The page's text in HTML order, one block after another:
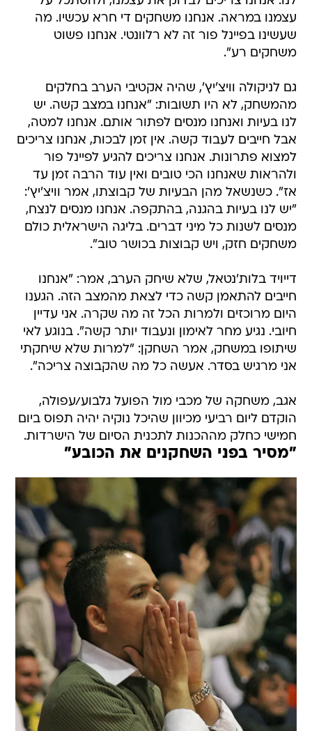
עצמנו במראה. אנחנו משחקים די חרא עכשיו. מה
שעשינו בפיינל פור זה לא רלוונטי. אנחנו פשוט
משחקים רע".
גם לניקולה וויצ'יץ', שהיה אקטיבי הערב בחלקים
מהמשחק, לא היו תשובות: "אנחנו במצב קשה. יש
לנו בעיות ואנחנו מנסים לפתור אותם. אנחנו למטה,
אבל חייבים לעבוד קשה. אין זמן לבכות, אנחנו צריכים
למצוא פתרונות. אנחנו צריכים להגיע לפיינל פור
ולהראות שאנחנו הכי טובים ואין עוד הרבה זמן עד
אז". כשנשאל מהן הבעיות של קבוצתו, אמר וויצ'יץ':
"יש לנו בעיות בהגנה, בהתקפה. אנחנו מנסים לנצח,
מנסים לשנות כל מיני דברים. בליגה הישראלית כולם
משחקים חזק, ויש קבוצות בכושר טוב".
דייויד בלות'נטאל, שלא שיחק הערב, אמר: "אנחנו
חייבים להתאמן קשה כדי לצאת מהמצב הזה. הגענו
היום מרוכזים ולמרות הכל זה מה שקרה. אני עדיין
חיובי. נגיע מחר לאימון ונעבוד יותר קשה". בנוגע לאי
שיתופו במשחק, אמר השחקן: "למרות שלא שיחקתי
אני מרגיש בסדר. אעשה כל מה שהקבוצה צריכה".
אגב, משחקה של מכבי מול הפועל גלבוע/עפולה,
הוקדם ליום רביעי מכיוון שהיכל נוקיה יהיה תפוס ביום
חמישי כחלק מההכנות לתכנית הסיום של הישרדות.
"מסיר בפני השחקנים את הכובע"